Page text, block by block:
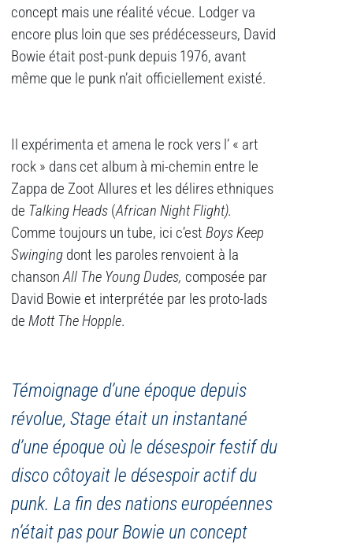
concept mais une réalité vécue. Lodger va
encore plus loin que ses prédécesseurs, David
Bowie était post-punk depuis 1976, avant
même que le punk n’ait officiellement existé.
Il expérimenta et amena le rock vers l’ « art
rock » dans cet album à mi-chemin entre le
Zappa de Zoot Allures et les délires ethniques
de Talking Heads (African Night Flight).
Comme toujours un tube, ici c’est Boys Keep
Swinging dont les paroles renvoient à la
chansonAll The Young Dudes, composée par
David Bowie et interprétée par les proto-lads
de Mott The Hopple.
Témoignage d’une époque depuis
révolue, Stage était un instantané
d’une époque où le désespoir festif du
disco côtoyait le désespoir actif du
punk. La fin des nations européennes
n’était pas pour Bowie un concept